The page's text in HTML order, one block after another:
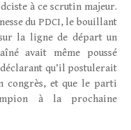
à ce scrutin majeur.
du PDCI, le bouillant
la ligne de départ un
avait même poussé
qu’il postulerait
congrès, et que le parti
à la prochaine